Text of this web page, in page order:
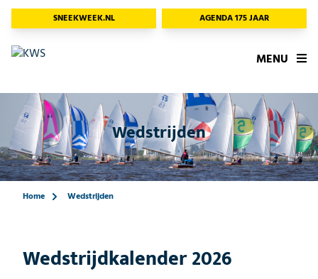
SNEEKWEEK.NL AGENDA 175 JAAR
MENU
Wedstrijden
Home Wedstrijden
Wedstrijdkalender 2026